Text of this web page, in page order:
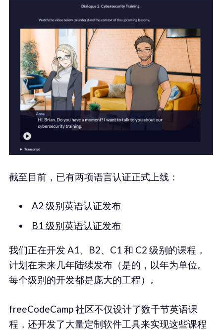
截至目前，已有两项语言认证正式上线：
A2 级别英语认证发布
B1 级别英语认证发布
我们正在开发 A1、B2、C1 和 C2 级别的课程，
计划在未来几年陆续发布（是的，以年为单位。
每个级别的开发都是庞大的工程）。
freeCodeCamp 社区不仅设计了数千节英语课
程，还开发了大量定制软件工具来实现这些课程